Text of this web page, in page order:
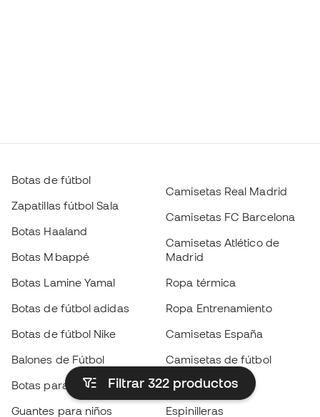
Filtrar 322 productos
Botas de fútbol
Zapatillas fútbol Sala
Botas Haaland
Botas Mbappé
Botas Lamine Yamal
Botas de fútbol adidas
Botas de fútbol Nike
Balones de Fútbol
Botas para niños
Guantes para niños
Camisetas Real Madrid
Camisetas FC Barcelona
Camisetas Atlético de
Madrid
Ropa térmica
Ropa Entrenamiento
Camisetas España
Camisetas de fútbol
Chubasqueros
Espinilleras